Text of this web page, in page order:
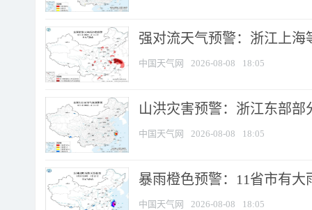
强对流天气预警：浙江上海
中国天气网 2026-08-08 18:05
山洪灾害预警：浙江东部
中国天气网 2026-08-08 18:05
暴雨橙色预警：11省市有
中国天气网 2026-08-08 18:05